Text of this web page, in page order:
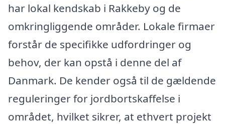
har lokal kendskab i Rakkeby og de
omkringliggende områder. Lokale firmaer
forstår de specifikke udfordringer og
behov, der kan opstå i denne del af
Danmark. De kender også til de gældende
reguleringer for jordbortskaffelse i
området, hvilket sikrer, at ethvert projekt